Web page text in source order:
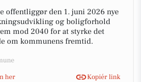
offentliggør den 1. juni 2026 nye
og boligforhold
mod 2040 for at styrke det
om kommunens fremtid.
her
Kopiér link